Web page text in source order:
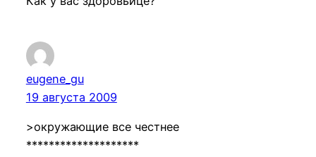
eugene_gu
19 августа 2009
>окружающие все честнее
********************